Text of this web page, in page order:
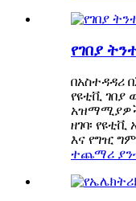
የገበያ
በአስተዳዳሪ
የዩቲቪ ገበያ
አዝማሚያዎች
ዘገባ፡
እና የግዢ
ተጨማሪ